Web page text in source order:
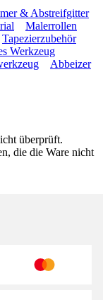
& Abstreifgitter
Malerrollen
Tapezierzubehör
Werkzeug
Abbeizer
überprüft.
die die Ware nicht